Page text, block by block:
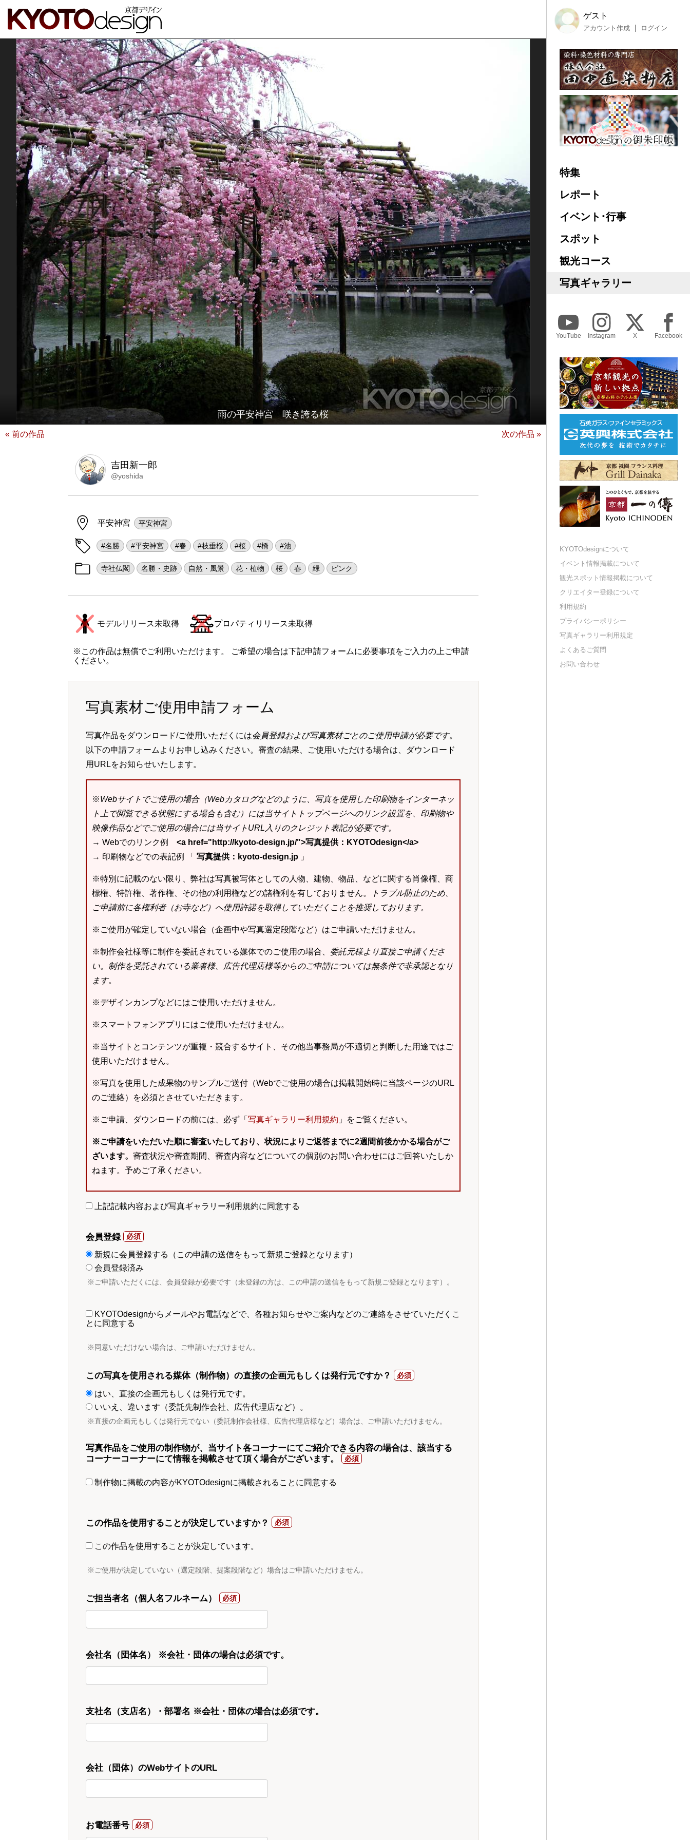
雨の平安神宮 咲き誇る桜
« 前の作品 次の作品 »
吉田新一郎
@yoshida
平安神宮 平安神宮
#名勝 #平安神宮 #春 #枝垂桜 #桜 #橋 #池
寺社仏閣 名勝・史跡 自然・風景 花・植物 桜 春 緑 ピンク
モデルリリース未取得 プロパティリリース未取得
※この作品は無償でご利用いただけます。 ご希望の場合は下記申請フォームに必要事項をご入力の上ご申請
ください。
写真素材ご使用申請フォーム
写真作品をダウンロード/ご使用いただくには会員登録および写真素材ごとのご使用申請が必要です。
以下の申請フォームよりお申し込みください。審査の結果、ご使用いただける場合は、ダウンロード
用URLをお知らせいたします。
※Webサイトでご使用の場合（Webカタログなどのように、写真を使用した印刷物をインターネッ
ト上で閲覧できる状態にする場合も含む）には当サイトトップページへのリンク設置を、印刷物や
映像作品などでご使用の場合には当サイトURL入りのクレジット表記が必要です。
→ Webでのリンク例 <a href="http://kyoto-design.jp/">写真提供：KYOTOdesign</a>
→ 印刷物などでの表記例 「 写真提供：kyoto-design.jp 」
※特別に記載のない限り、弊社は写真被写体としての人物、建物、物品、などに関する肖像権、商
標権、特許権、著作権、その他の利用権などの諸権利を有しておりません。
トラブル防止のため、
ご申請前に各権利者（お寺など）へ使用許諾を取得していただくことを推奨しております。
※ご使用が確定していない場合（企画中や写真選定段階など）はご申請いただけません。
※制作会社様等に制作を委託されている媒体でのご使用の場合、 委託元様より直接ご申請くださ
い。 制作を受託されている業者様、広告代理店様等からのご申請については無条件で非承認となり
ます。
※デザインカンプなどにはご使用いただけません。
※スマートフォンアプリにはご使用いただけません。
※当サイトとコンテンツが重複・競合するサイト、その他当事務局が不適切と判断した用途ではご
使用いただけません。
※写真を使用した成果物のサンプルご送付（Webでご使用の場合は掲載開始時に当該ページのURL
のご連絡）を必須とさせていただきます。
※ご申請、ダウンロードの前には、必ず「 写真ギャラリー利用規約 」をご覧ください。
※ご申請をいただいた順に審査いたしており、状況によりご返答までに2週間前後かかる場合がご
ざいます。 審査状況や審査期間、審査内容などについての個別のお問い合わせにはご回答いたしか
ねます。予めご了承ください。
上記記載内容および写真ギャラリー利用規約に同意する
会員登録
新規に会員登録する（この申請の送信をもって新規ご登録となります）
会員登録済み
※ご申請いただくには、会員登録が必要です（未登録の方は、この申請の送信をもって新規ご登録となります）。
KYOTOdesignからメールやお電話などで、各種お知らせやご案内などのご連絡をさせていただくこ
とに同意する
※同意いただけない場合は、ご申請いただけません。
この写真を使用される媒体（制作物）の直接の企画元もしくは発行元ですか？
はい、直接の企画元もしくは発行元です。
いいえ、違います（委託先制作会社、広告代理店など）。
※直接の企画元もしくは発行元でない（委託制作会社様、広告代理店様など）場合は、ご申請いただけません。
写真作品をご使用の制作物が、当サイト各コーナーにてご紹介できる内容の場合は、該当する
コーナーコーナーにて情報を掲載させて頂く場合がございます。
制作物に掲載の内容がKYOTOdesignに掲載されることに同意する
この作品を使用することが決定していますか？
この作品を使用することが決定しています。
※ご使用が決定していない（選定段階、提案段階など）場合はご申請いただけません。
ご担当者名（個人名フルネーム）
会社名（団体名） ※会社・団体の場合は必須です。
支社名（支店名）・部署名 ※会社・団体の場合は必須です。
会社（団体）のWebサイトのURL
お電話番号
ゲスト
アカウント作成 ログイン
特集
レポート
イベント･行事
スポット
観光コース
写真ギャラリー
YouTube Instagram X Facebook
KYOTOdesignについて
イベント情報掲載について
観光スポット情報掲載について
クリエイター登録について
利用規約
プライバシーポリシー
写真ギャラリー利用規定
よくあるご質問
お問い合わせ